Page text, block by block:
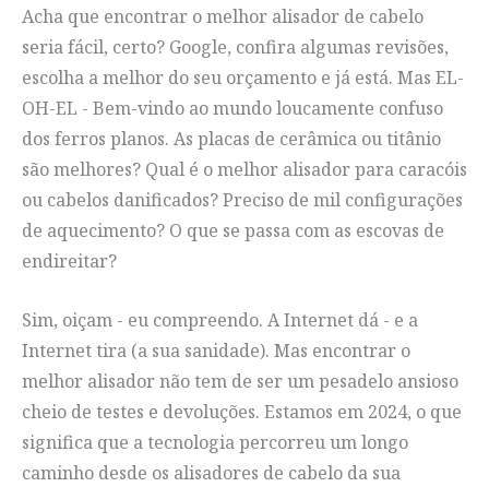
Acha que encontrar o melhor alisador de cabelo
seria fácil, certo? Google, confira algumas revisões,
escolha a melhor do seu orçamento e já está. Mas EL-
OH-EL - Bem-vindo ao mundo loucamente confuso
dos ferros planos. As placas de cerâmica ou titânio
são melhores? Qual é o melhor alisador para caracóis
ou cabelos danificados? Preciso de mil configurações
de aquecimento? O que se passa com as escovas de
endireitar?
Sim, oiçam - eu compreendo. A Internet dá - e a
Internet tira (a sua sanidade). Mas encontrar o
melhor alisador não tem de ser um pesadelo ansioso
cheio de testes e devoluções. Estamos em 2024, o que
significa que a tecnologia percorreu um longo
caminho desde os alisadores de cabelo da sua